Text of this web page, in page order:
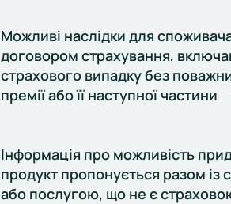
Можливі наслідки для
договором страхування,
страхового випадку без
премії або її наступної частини
Інформація про можливість
продукт пропонується разом
або послугою, що не є